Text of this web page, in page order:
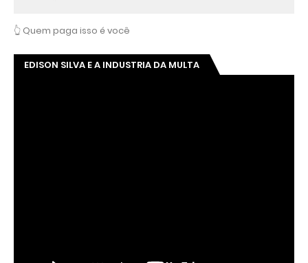
👆 Quem paga isso é você
EDISON SILVA E A INDUSTRIA DA MULTA